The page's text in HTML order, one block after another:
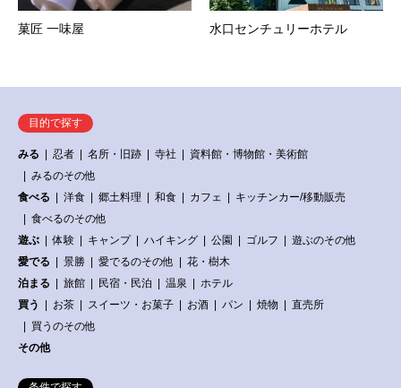
菓匠 一味屋 水口センチュリーホテル
目的で探す
みる 忍者 名所・旧跡 寺社
資料館・博物館・美術館
みるのその他
食べる
洋食 郷土料理 和食 カフェ
キッチンカー/移動販売
食べるのその他
遊ぶ
体験 キャンプ ハイキング 公園 ゴルフ
遊ぶのその他
愛でる
景勝 愛でるのその他
花・樹木
泊まる
旅館 民宿・民泊 温泉
ホテル
買う
お茶 スイーツ・お菓子 お酒 パン 焼物
直売所
買うのその他
その他